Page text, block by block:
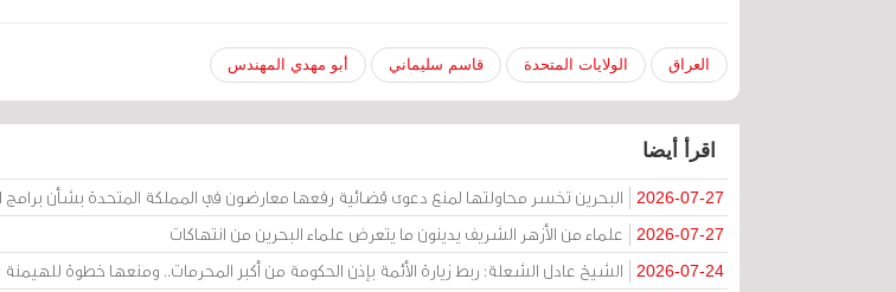
العراق الولايات المتحدة قاسم سليماني أبو مهدي المهندس
اقرأ أيضا
2026-07-27 البحرين تخسر محاولتها لمنع دعوى قضائية رفعها معارضون في المملكة المتحدة بشأن
2026-07-27 علماء من الأزهر الشريف يدينون ما يتعرض علماء البحرين من انتهاكات
2026-07-24 الشيخ عادل الشعلة: ربط زيارة الأئمة بإذن الحكومة من أكبر المحرمات.. ومنعها خطوة